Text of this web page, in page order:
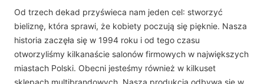
Email
sklep(at)dalia.pl
Nasz zespół obsługi klienta jest do Państwa dyspozycji w dni robocze w
godzinach 8.00 - 16.00
Od trzech dekad przyświeca nam jeden cel: stworzyć
bieliznę, która sprawi, że kobiety poczują się pięknie. Nasza
historia zaczęła się w 1994 roku i od tego czasu
otworzyliśmy kilkanaście salonów firmowych w największych
miastach Polski. Obecni jesteśmy również w kilkuset
sklepach multibrandowych. Nasza produkcja odbywa się w